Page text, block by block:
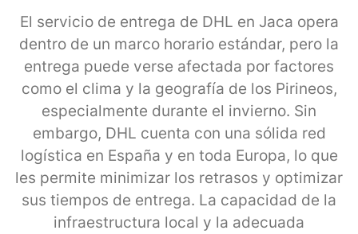
El servicio de entrega de DHL en Jaca opera
dentro de un marco horario estándar, pero la
entrega puede verse afectada por factores
como el clima y la geografía de los Pirineos,
especialmente durante el invierno. Sin
embargo, DHL cuenta con una sólida red
logística en España y en toda Europa, lo que
les permite minimizar los retrasos y optimizar
sus tiempos de entrega. La capacidad de la
infraestructura local y la adecuada